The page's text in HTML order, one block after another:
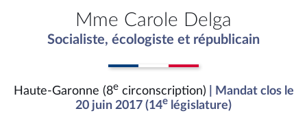
Mme Carole Delga
Socialiste, écologiste et républicain
Haute-Garonne (8ecirconscription)
| Mandat clos le
20 juin 2017 (14e législature)